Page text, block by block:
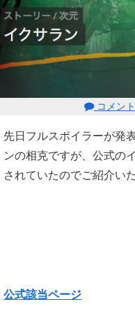
コメン
先日フルスポイラーが発
ンの相克ですが、公式の
されていたのでご紹介い
公式該当ページ